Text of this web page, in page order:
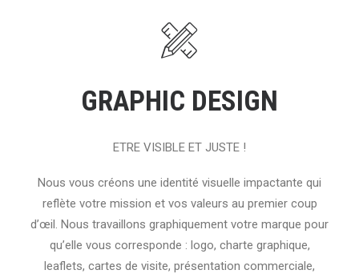
GRAPHIC DESIGN
ETRE VISIBLE ET JUSTE !
Nous vous créons une identité visuelle impactante qui
reflète votre mission et vos valeurs au premier coup
d’œil. Nous travaillons graphiquement votre marque pour
qu’elle vous corresponde : logo, charte graphique,
leaflets, cartes de visite, présentation commerciale,